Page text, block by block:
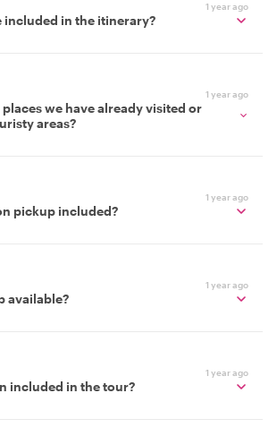
1 year ago
included in the itinerary?
1 year ago
we have already visited or
areas?
1 year ago
pickup included?
1 year ago
available?
1 year ago
included in the tour?